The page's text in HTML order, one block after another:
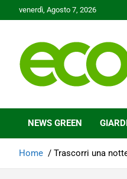
to
venerdì, Agosto 7, 2026
Ecoo.it
NEWS GREEN
Home Trascorri una